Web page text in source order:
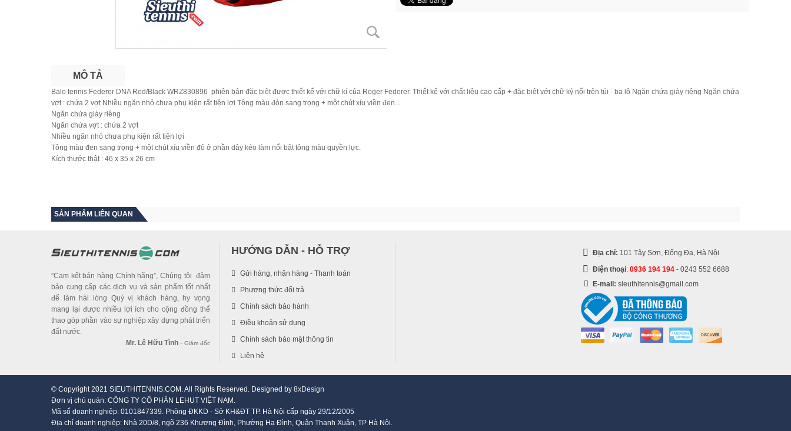
MÔ TẢ
Balo tennis Federer DNA Red/Black WRZ830896 phiên bản đặc biệt được thiết kế với chữ kí của Roger Federer. Thiết kế với chất liệu cao cấp + đặc biệt với chữ ký nổi trên túi - ba lô Ngăn chứa giày riêng Ngăn chứa
vợt : chứa 2 vợt Nhiều ngăn nhỏ chưa phụ kiện rất tiện lợi Tông màu đỏn sang trọng + một chút xíu viền đen...
Ngăn chứa giày riêng
Ngăn chứa vợt : chứa 2 vợt
Nhiều ngăn nhỏ chưa phụ kiện rất tiện lợi
Tông màu đen sang trọng + một chút xíu viền đỏ ở phần dây kéo làm nổi bật tông màu quyền lực.
Kích thước thật : 46 x 35 x 26 cm
SẢN PHẨM LIÊN QUAN
”Cam kết bán hàng Chính hãng”, Chúng tôi đảm
bảo cung cấp các dịch vụ và sản phẩm tốt nhất
để làm hài lòng Quý vị khách hàng, hy vọng
mang lại được nhiều lợi ích cho cộng đồng thể
thao góp phần vào sự nghiệp xây dựng phát triển
đất nước.
Mr. Lê Hữu Tình - Giám đốc
HƯỚNG DẪN - HỖ TRỢ
Gửi hàng, nhận hàng - Thanh toán
Phương thức đổi trả
Chính sách bảo hành
Điều khoản sử dụng
Chính sách bảo mật thông tin
Liên hệ
Địa chỉ: 101 Tây Sơn, Đống Đa, Hà Nội
Điện thoại: 0936 194 194 - 0243 552 6688
E-mail: sieuthitennis@gmail.com
© Copyright 2021 SIEUTHITENNIS.COM. All Rights Reserved. Designed by 8xDesign
Đơn vị chủ quản: CÔNG TY CỔ PHẦN LEHUT VIỆT NAM.
Mã số doanh nghiệp: 0101847339. Phòng ĐKKD - Sở KH&ĐT TP. Hà Nội cấp ngày 29/12/2005
Địa chỉ doanh nghiệp: Nhà 20D/8, ngõ 236 Khương Đình, Phường Hạ Đình, Quận Thanh Xuân, TP Hà Nội.